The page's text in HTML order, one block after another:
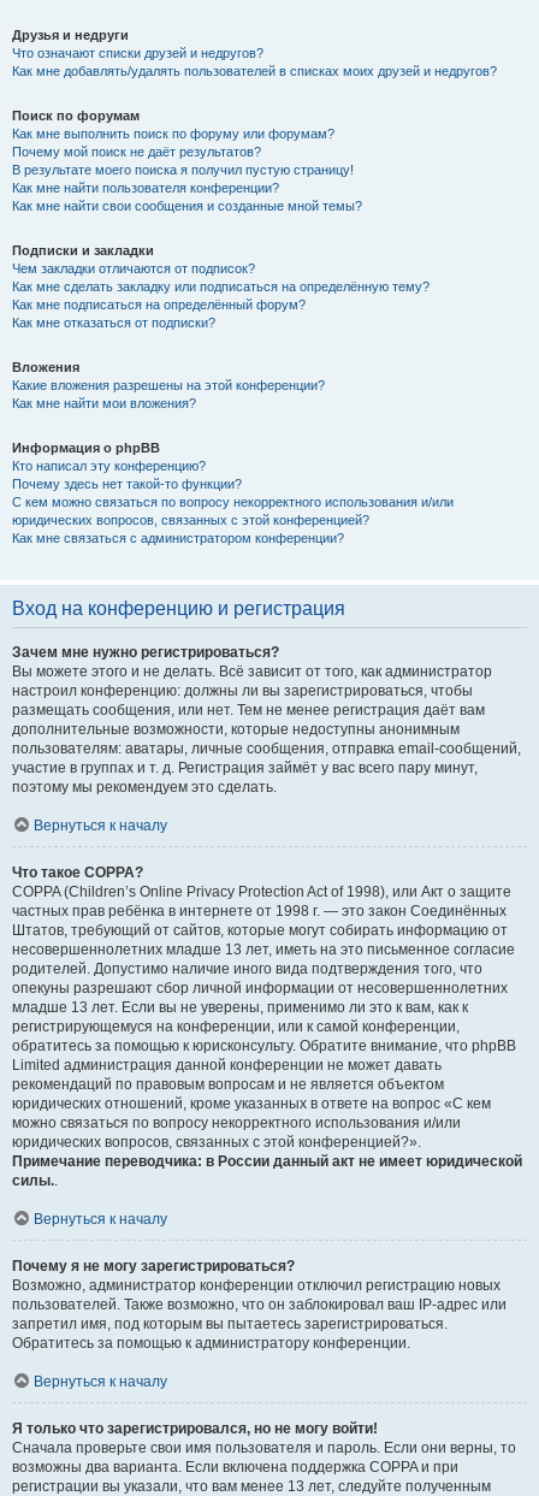
Друзья и недруги
Что означают списки друзей и недругов?
Как мне добавлять/удалять пользователей в списках моих друзей и недругов?
Поиск по форумам
Как мне выполнить поиск по форуму или форумам?
Почему мой поиск не даёт результатов?
В результате моего поиска я получил пустую страницу!
Как мне найти пользователя конференции?
Как мне найти свои сообщения и созданные мной темы?
Подписки и закладки
Чем закладки отличаются от подписок?
Как мне сделать закладку или подписаться на определённую тему?
Как мне подписаться на определённый форум?
Как мне отказаться от подписки?
Вложения
Какие вложения разрешены на этой конференции?
Как мне найти мои вложения?
Информация о phpBB
Кто написал эту конференцию?
Почему здесь нет такой-то функции?
С кем можно связаться по вопросу некорректного использования и/или
юридических вопросов, связанных с этой конференцией?
Как мне связаться с администратором конференции?
Вход на конференцию и регистрация
Зачем мне нужно регистрироваться?
Вы можете этого и не делать. Всё зависит от того, как администратор
настроил конференцию: должны ли вы зарегистрироваться, чтобы
размещать сообщения, или нет. Тем не менее регистрация даёт вам
дополнительные возможности, которые недоступны анонимным
пользователям: аватары, личные сообщения, отправка email-сообщений,
участие в группах и т. д. Регистрация займёт у вас всего пару минут,
поэтому мы рекомендуем это сделать.
Вернуться к началу
Что такое COPPA?
COPPA (Children’s Online Privacy Protection Act of 1998), или Акт о защите
частных прав ребёнка в интернете от 1998 г. — это закон Соединённых
Штатов, требующий от сайтов, которые могут собирать информацию от
несовершеннолетних младше 13 лет, иметь на это письменное согласие
родителей. Допустимо наличие иного вида подтверждения того, что
опекуны разрешают сбор личной информации от несовершеннолетних
младше 13 лет. Если вы не уверены, применимо ли это к вам, как к
регистрирующемуся на конференции, или к самой конференции,
обратитесь за помощью к юрисконсульту. Обратите внимание, что phpBB
Limited администрация данной конференции не может давать
рекомендаций по правовым вопросам и не является объектом
юридических отношений, кроме указанных в ответе на вопрос «С кем
можно связаться по вопросу некорректного использования и/или
юридических вопросов, связанных с этой конференцией?».
Примечание переводчика: в России данный акт не имеет юридической
силы..
Вернуться к началу
Почему я не могу зарегистрироваться?
Возможно, администратор конференции отключил регистрацию новых
пользователей. Также возможно, что он заблокировал ваш IP-адрес или
запретил имя, под которым вы пытаетесь зарегистрироваться.
Обратитесь за помощью к администратору конференции.
Вернуться к началу
Я только что зарегистрировался, но не могу войти!
Сначала проверьте свои имя пользователя и пароль. Если они верны, то
возможны два варианта. Если включена поддержка COPPA и при
регистрации вы указали, что вам менее 13 лет, следуйте полученным